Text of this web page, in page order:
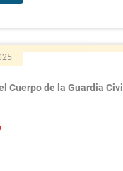
Cuerpo de la Guardia Civil